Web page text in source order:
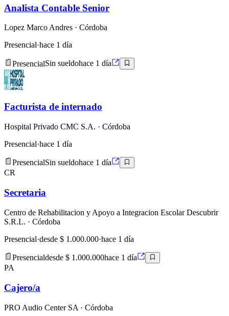
Analista Contable Senior
Lopez Marco Andres · Córdoba
Presencial·hace 1 día
PresencialSin sueldohace 1 día
Facturista de internado
Hospital Privado CMC S.A. · Córdoba
Presencial·hace 1 día
PresencialSin sueldohace 1 día
CR
Secretaria
Centro de Rehabilitacion y Apoyo a Integracion Escolar Descubrir
S.R.L. · Córdoba
Presencial·desde $ 1.000.000·hace 1 día
Presencialdesde $ 1.000.000hace 1 día
PA
Cajero/a
PRO Audio Center SA · Córdoba